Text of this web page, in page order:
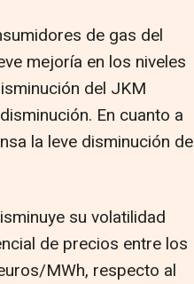
de gas del
mejoría en los niveles
del JKM
En cuanto a
la leve disminución de
su volatilidad
de precios entre los
MWh, respecto al